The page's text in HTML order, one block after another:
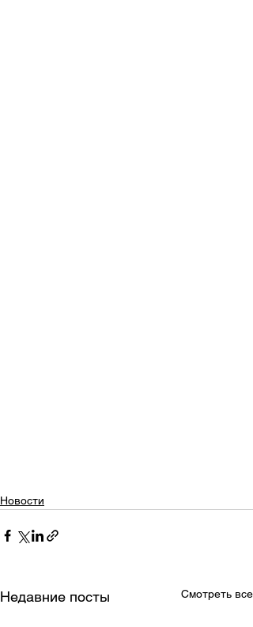
Новости
Недавние посты Смотреть все